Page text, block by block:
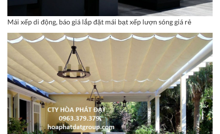
Mái xếp di động, báo giá lắp đặt mái bạt xếp lượn sóng giá rẻ